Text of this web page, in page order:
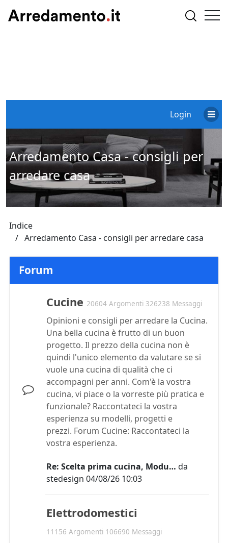
Login
Arredamento Casa - consigli per
arredare casa
Indice
Arredamento Casa - consigli per arredare casa
Forum
Cucine 20604 Argomenti 326238 Messaggi
Opinioni e consigli per arredare la Cucina.
Una bella cucina è frutto di un buon
progetto. Il prezzo della cucina non è
quindi l'unico elemento da valutare se si
vuole una cucina di qualità che ci
accompagni per anni. Com'è la vostra
cucina, vi piace o la vorreste più pratica e
funzionale? Raccontateci la vostra
esperienza su modelli, progetti e
prezzi. Forum Cucine: Raccontateci la
vostra esperienza.
Re: Scelta prima cucina, Modu… da
stedesign 04/08/26 10:03
Elettrodomestici
11156 Argomenti 106690 Messaggi